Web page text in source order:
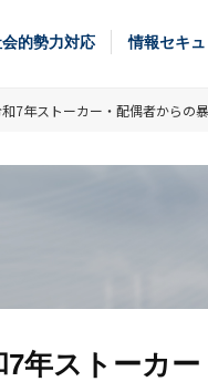
会的勢力対応 情報セキュ
7年ストーカー・配偶者からの
年ストーカ